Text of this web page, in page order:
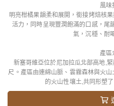
風味
明亮柑橘果韻柔和展開，銜接烤焙核
活力，同時呈現豐潤飽滿的口感，尾
氣，沉穩、耐
產區
新塞哥維亞位於尼加拉瓜北部高地,
尺。產區由連綿山脈、雲霧森林與火
的火山性壤土,共同形塑